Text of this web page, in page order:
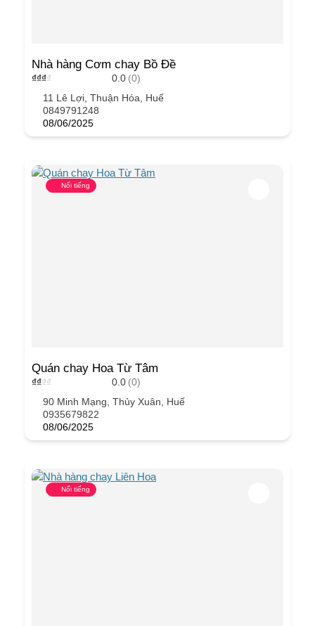
Nhà hàng Cơm chay Bồ Đề
₫₫₫₫ 0.0 (0)
11 Lê Lợi, Thuận Hóa, Huế
0849791248
08/06/2025
Nổi tiếng
Quán chay Hoa Từ Tâm
₫₫₫₫ 0.0 (0)
90 Minh Mạng, Thủy Xuân, Huế
0935679822
08/06/2025
Nổi tiếng